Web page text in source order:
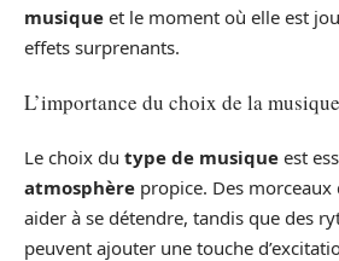
musique et le moment où elle est
effets surprenants.
L’importance du choix de la musique
Le choix du type de musique est
atmosphère propice. Des
aider à se détendre, tandis que des
peuvent ajouter une touche